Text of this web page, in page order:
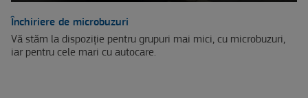
Închiriere de microbuzuri
Vă stăm la dispoziție pentru grupuri mai mici, cu microbuzuri,
iar pentru cele mari cu autocare.